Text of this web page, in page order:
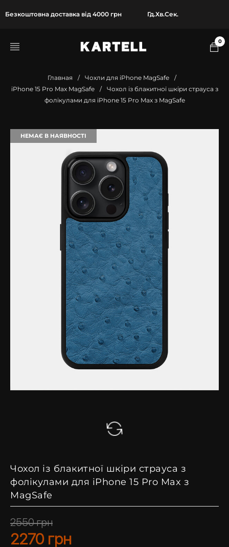
Безкоштовна доставка від 4000 грн Гд.Хв.Сек.
0
Главная / Чохли для iPhone MagSafe
/
iPhone 15 Pro Max MagSafe
/
Чохол із блакитної шкіри страуса з
фолікулами для iPhone 15 Pro Max з MagSafe
НЕМАЄ В НАЯВНОСТІ
Чохол із блакитної шкіри страуса з
фолікулами для iPhone 15 Pro Max з
MagSafe
2550грн
2270 грн